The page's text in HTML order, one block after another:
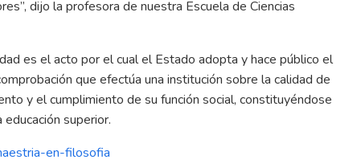
dijo la profesora de nuestra Escuela de Ciencias
es el acto por el cual el Estado adopta y hace público el
que efectúa una institución sobre la calidad de
y el cumplimiento de su función social, constituyéndose
superior.
en-filosofia